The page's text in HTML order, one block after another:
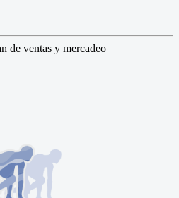
de ventas y mercadeo